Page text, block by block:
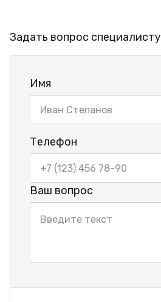
Задать вопрос специалисту
Имя
Телефон
Ваш вопрос